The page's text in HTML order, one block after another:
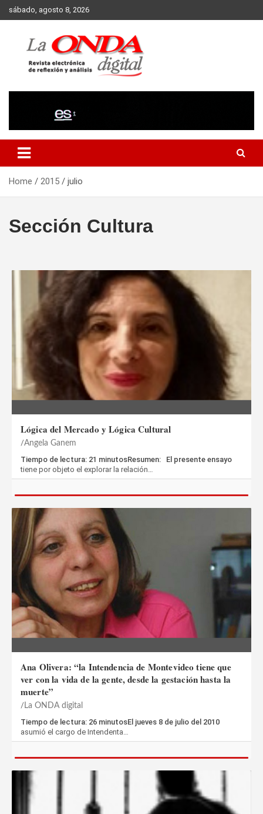
Skip
to
sábado, agosto 8, 2026
Home 2015 julio
Lógica del Mercado y Lógica Cultural
Angela Ganem
Tiempo de lectura: 21 minutosResumen: El presente ensayo
tiene por objeto el explorar la relación…
Ana Olivera: “la Intendencia de Montevideo tiene que
ver con la vida de la gente, desde la gestación hasta la
muerte”
La ONDA digital
Tiempo de lectura: 26 minutosEl jueves 8 de julio del 2010
asumió el cargo de Intendenta…